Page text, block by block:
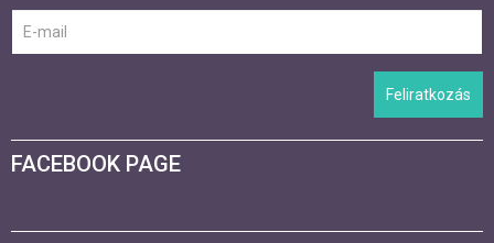
Feliratkozás
FACEBOOK PAGE